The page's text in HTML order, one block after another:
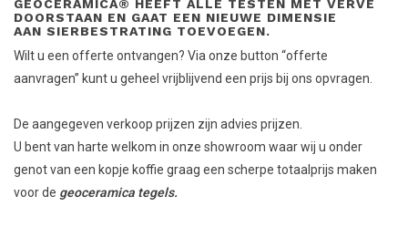
GEOCERAMICA® HEEFT ALLE TESTEN MET VERVE
DOORSTAAN EN GAAT EEN NIEUWE DIMENSIE
AAN SIERBESTRATING TOEVOEGEN.
Wilt u een offerte ontvangen? Via onze button “offerte
aanvragen” kunt u geheel vrijblijvend een prijs bij ons opvragen.
De aangegeven verkoop prijzen zijn advies prijzen.
U bent van harte welkom in onze showroom waar wij u onder
genot van een kopje koffie graag een scherpe totaalprijs maken
voor de geoceramica tegels.